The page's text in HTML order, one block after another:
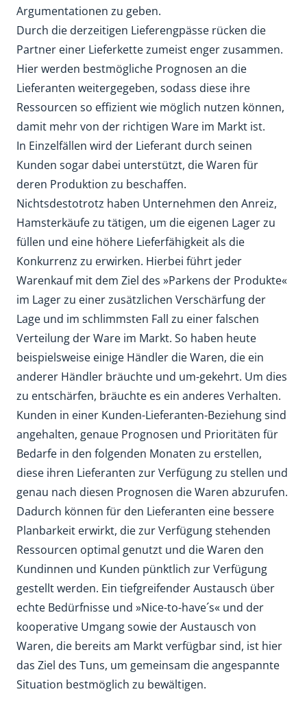
Argumentationen zu geben.
Durch die derzeitigen Lieferengpässe rücken die
Partner einer Lieferkette zumeist enger zusammen.
Hier werden bestmögliche Prognosen an die
Lieferanten weitergegeben, sodass diese ihre
Ressourcen so effizient wie möglich nutzen können,
damit mehr von der richtigen Ware im Markt ist.
In Einzelfällen wird der Lieferant durch seinen
Kunden sogar dabei unterstützt, die Waren für
deren Produktion zu beschaffen.
Nichtsdestotrotz haben Unternehmen den Anreiz,
Hamsterkäufe zu tätigen, um die eigenen Lager zu
füllen und eine höhere Lieferfähigkeit als die
Konkurrenz zu erwirken. Hierbei führt jeder
Warenkauf mit dem Ziel des »Parkens der Produkte«
im Lager zu einer zusätzlichen Verschärfung der
Lage und im schlimmsten Fall zu einer falschen
Verteilung der Ware im Markt. So haben heute
beispielsweise einige Händler die Waren, die ein
anderer Händler bräuchte und um-gekehrt. Um dies
zu entschärfen, bräuchte es ein anderes Verhalten.
Kunden in einer Kunden-Lieferanten-Beziehung sind
angehalten, genaue Prognosen und Prioritäten für
Bedarfe in den folgenden Monaten zu erstellen,
diese ihren Lieferanten zur Verfügung zu stellen und
genau nach diesen Prognosen die Waren abzurufen.
Dadurch können für den Lieferanten eine bessere
Planbarkeit erwirkt, die zur Verfügung stehenden
Ressourcen optimal genutzt und die Waren den
Kundinnen und Kunden pünktlich zur Verfügung
gestellt werden. Ein tiefgreifender Austausch über
echte Bedürfnisse und »Nice-to-have´s« und der
kooperative Umgang sowie der Austausch von
Waren, die bereits am Markt verfügbar sind, ist hier
das Ziel des Tuns, um gemeinsam die angespannte
Situation bestmöglich zu bewältigen.